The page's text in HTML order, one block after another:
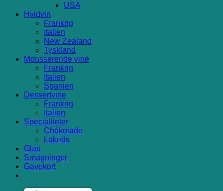
USA
Hvidvin
Frankrig
Italien
New Zealand
Tyskland
Mousserende vine
Frankrig
Italien
Spanien
Dessertvine
Frankrig
Italien
Specialiteter
Chokolade
Lakrids
Glas
Smagninger
Gavekort